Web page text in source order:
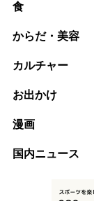
食
からだ・美容
カルチャー
お出かけ
漫画
国内ニュース